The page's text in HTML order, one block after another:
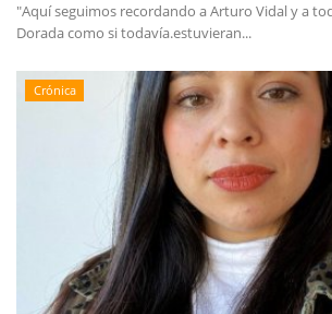
"Aquí seguimos recordando a Arturo Vidal y a
Dorada como si todavía.estuvieran...
Crónica